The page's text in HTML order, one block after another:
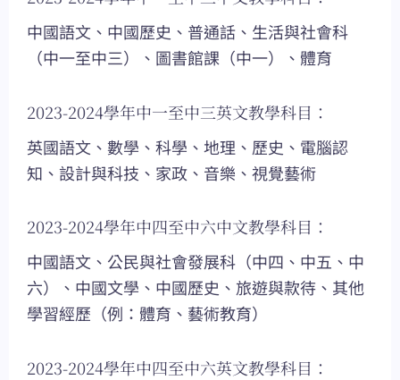
中國語文、中國歷史、普通話、生活與社會科
（中一至中三）、圖書館課（中一）、體育
2023-2024學年中一至中三英文教學科目：
英國語文、數學、科學、地理、歷史、電腦認
知、設計與科技、家政、音樂、視覺藝術
2023-2024學年中四至中六中文教學科目：
中國語文、公民與社會發展科（中四、中五、中
六）、中國文學、中國歷史、旅遊與款待、其他
學習經歷（例：體育、藝術教育）
2023-2024學年中四至中六英文教學科目：